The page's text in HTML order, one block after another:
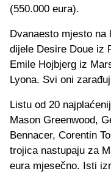
(550.000 eura).
Dvanaesto mjesto na
dijele Desire Doue iz
Emile Hojbjerg iz
Lyona. Svi oni
Listu od 20
Mason Greenwood,
Bennacer, Corentin
trojica nastupaju za
eura mjesečno. Isti